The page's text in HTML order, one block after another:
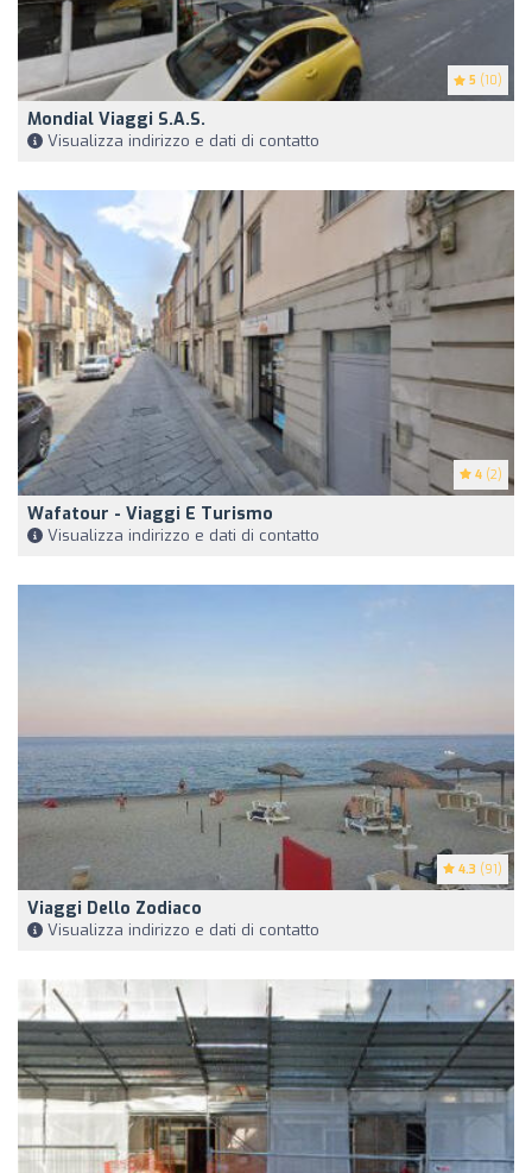
5 (10)
Mondial Viaggi S.a.s.
Visualizza indirizzo e dati di contatto
4 (2)
Wafatour - Viaggi E Turismo
Visualizza indirizzo e dati di contatto
4.3 (91)
Viaggi Dello Zodiaco
Visualizza indirizzo e dati di contatto